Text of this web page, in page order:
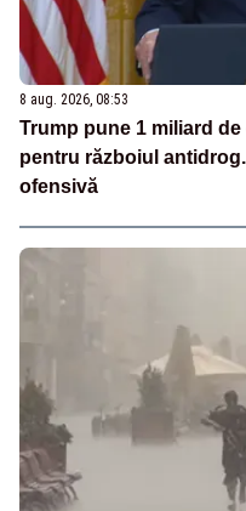
8 aug. 2026, 08:53
Trump pune 1 miliard
pentru războiul
ofensivă